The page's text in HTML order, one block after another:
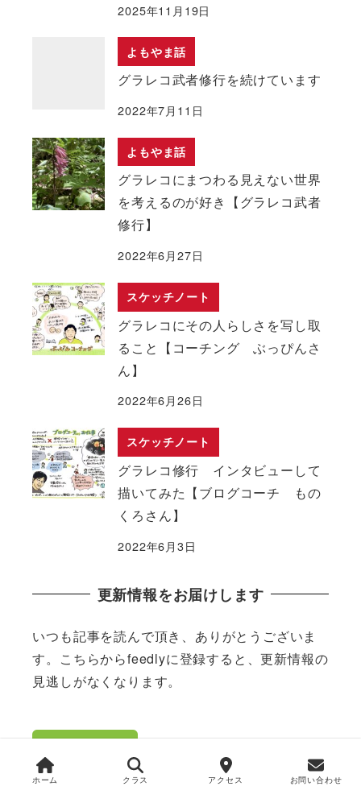
2025年11月19日
よもやま話
グラレコ武者修行を続けています
2022年7月11日
よもやま話
グラレコにまつわる見えない世界
を考えるのが好き【グラレコ武者
修行】
2022年6月27日
スケッチノート
グラレコにその人らしさを写し取
ること【コーチング ぶっぴんさ
ん】
2022年6月26日
スケッチノート
グラレコ修行 インタビューして
描いてみた【ブログコーチ もの
くろさん】
2022年6月3日
更新情報をお届けします
いつも記事を読んで頂き、ありがとうございま
す。こちらからfeedlyに登録すると、更新情報の
見逃しがなくなります。
ホーム クラス アクセス お問い合わせ